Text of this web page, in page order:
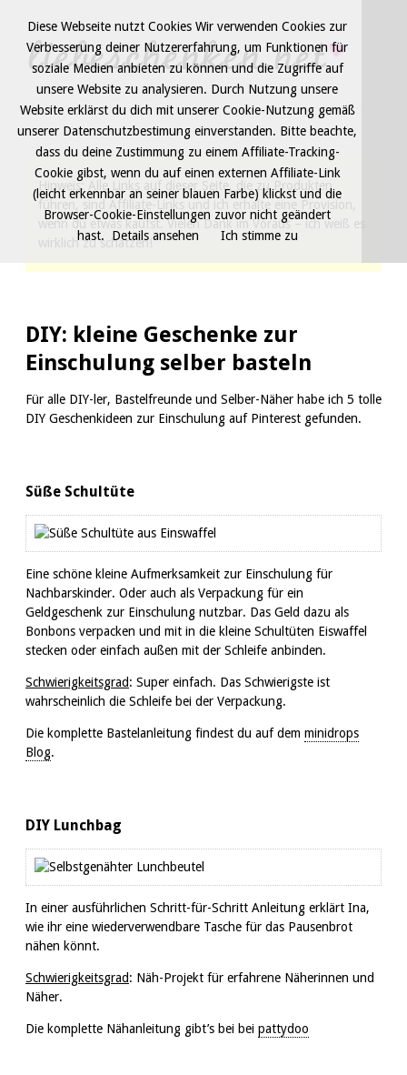
Hinweis: Alle Links auf dieser Seite, die zu Produkten
führen, sind Affiliate-Links und ich erhalte eine Provision,
wenn du etwas kaufst. Vielen Dank im Voraus – ich weiß es
wirklich zu schätzen!
DIY: kleine Geschenke zur
Einschulung selber basteln
Für alle DIY-ler, Bastelfreunde und Selber-Näher habe ich 5 tolle
DIY Geschenkideen zur Einschulung auf Pinterest gefunden.
Süße Schultüte
Eine schöne kleine Aufmerksamkeit zur Einschulung für
Nachbarskinder. Oder auch als Verpackung für ein
Geldgeschenk zur Einschulung nutzbar. Das Geld dazu als
Bonbons verpacken und mit in die kleine Schultüten Eiswaffel
stecken oder einfach außen mit der Schleife anbinden.
Schwierigkeitsgrad: Super einfach. Das Schwierigste ist
wahrscheinlich die Schleife bei der Verpackung.
Die komplette Bastelanleitung findest du auf dem minidrops
Blog.
DIY Lunchbag
In einer ausführlichen Schritt-für-Schritt Anleitung erklärt Ina,
wie ihr eine wiederverwendbare Tasche für das Pausenbrot
nähen könnt.
Schwierigkeitsgrad: Näh-Projekt für erfahrene Näherinnen und
Näher.
Die komplette Nähanleitung gibt’s bei bei pattydoo
Diese Webseite nutzt Cookies Wir verwenden Cookies zur
Verbesserung deiner Nutzererfahrung, um Funktionen für
soziale Medien anbieten zu können und die Zugriffe auf
unsere Website zu analysieren. Durch Nutzung unsere
Website erklärst du dich mit unserer Cookie-Nutzung gemäß
unserer Datenschutzbestimung einverstanden. Bitte beachte,
dass du deine Zustimmung zu einem Affiliate-Tracking-
Cookie gibst, wenn du auf einen externen Affiliate-Link
(leicht erkennbar an seiner blauen Farbe) klickst und die
Browser-Cookie-Einstellungen zuvor nicht geändert
hast. Details ansehen Ich stimme zu